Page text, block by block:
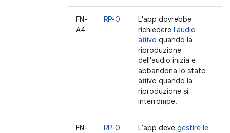
FN-
A4
RP-0
L'app dovrebbe
richiedere l'audio
attivo quando la
riproduzione
dell'audio inizia e
abbandona lo stato
attivo quando la
riproduzione si
interrompe.
FN-
RP-0 L'app deve gestire le